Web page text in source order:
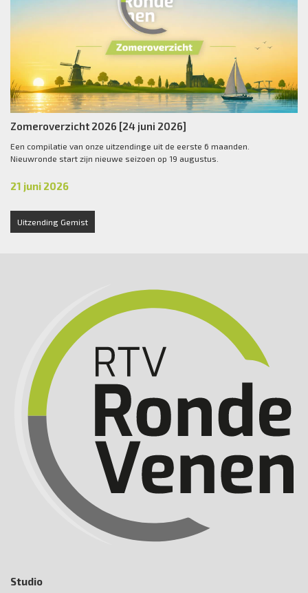
Zomeroverzicht 2026 [24 juni 2026]
Een compilatie van onze uitzendinge uit de eerste 6 maanden.
Nieuwronde start zijn nieuwe seizoen op 19 augustus.
21 juni 2026
Uitzending Gemist
Studio